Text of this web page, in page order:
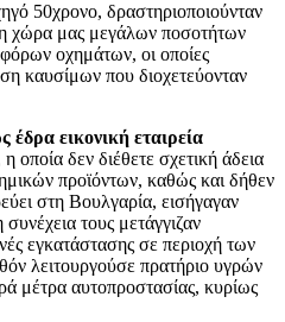
50χρονο, δραστηριοποιούνταν
χώρα μας μεγάλων ποσοτήτων
οχημάτων, οι οποίες
καυσίμων που διοχετεύονταν
έδρα εικονική εταιρεία
οποία δεν διέθετε σχετική άδεια
προϊόντων, καθώς και δήθεν
στη Βουλγαρία, εισήγαγαν
τους μετάγγιζαν
εγκατάστασης σε περιοχή των
λειτουργούσε πρατήριο υγρών
μέτρα αυτοπροστασίας, κυρίως